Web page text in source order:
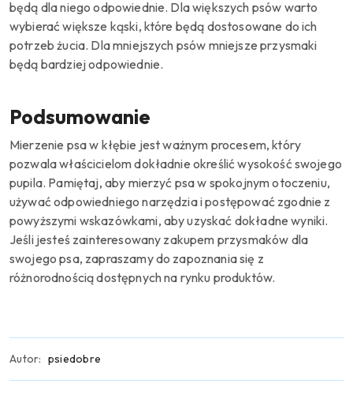
będą dla niego odpowiednie. Dla większych psów warto
wybierać większe kąski, które będą dostosowane do ich
potrzeb żucia. Dla mniejszych psów mniejsze przysmaki
będą bardziej odpowiednie.
Podsumowanie
Mierzenie psa w kłębie jest ważnym procesem, który
pozwala właścicielom dokładnie określić wysokość swojego
pupila. Pamiętaj, aby mierzyć psa w spokojnym otoczeniu,
używać odpowiedniego narzędzia i postępować zgodnie z
powyższymi wskazówkami, aby uzyskać dokładne wyniki.
Jeśli jesteś zainteresowany zakupem przysmaków dla
swojego psa, zapraszamy do zapoznania się z
różnorodnością dostępnych na rynku produktów.
Autor: psiedobre